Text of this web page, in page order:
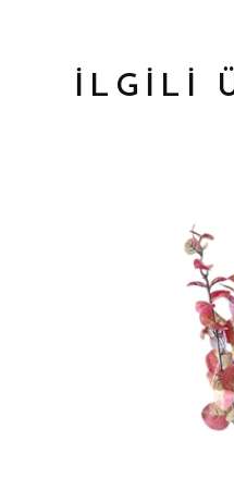
İLGİLİ